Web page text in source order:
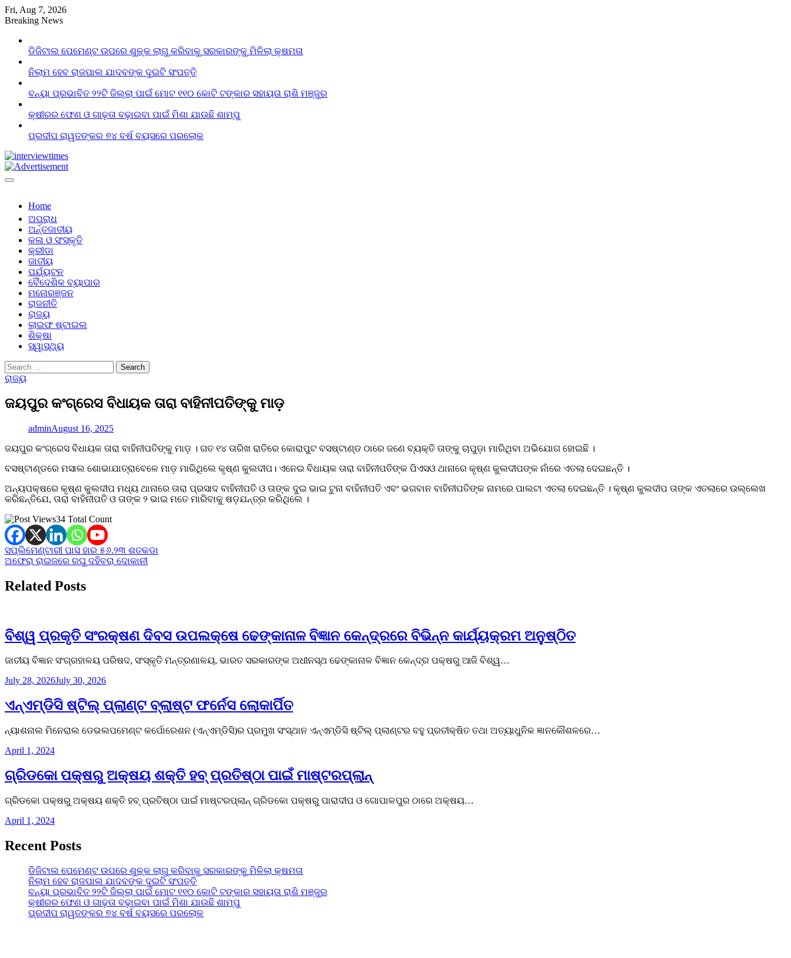
Skip
to
Fri, Aug 7, 2026
Breaking News
ଡିଜିଟାଲ ପେମେଣ୍ଟ ଉପରେ ଶୁଳ୍କ ଲାଗୁ କରିବାକୁ ସରକାରଙ୍କୁ ମିଳିଲା କ୍ଷମତା
ନିଲାମ ହେବ ରାଜପାଲ ଯାଦବଙ୍କ ଦୁଇଟି ସଂପତ୍ତି
ବନ୍ୟା ପ୍ରଭାବିତ ୨୨ଟି ଜିଲ୍ଲା ପାଇଁ ମୋଟ ୧୧୦ କୋଟି ଟଙ୍କାର ସହାୟତା ରାଶି ମଞ୍ଜୁର
କ୍ଷୀରର ଫେଣ ଓ ଗାଢ଼ତା ବଢ଼ାଇବା ପାଇଁ ମିଶା ଯାଉଛି ଶାମ୍ପୁ
ପ୍ରଦୀପ ରାୱତଙ୍କର ୭୪ ବର୍ଷ ବୟସରେ ପରଲୋକ
Home
ଅପରାଧ
ଅର୍ନ୍ତଜାତୀୟ
କଳା ଓ ସଂସ୍କୃତି
କ୍ରୀଡା
ଜାତୀୟ
ପର୍ଯ୍ୟଟନ
ବୈଦେଶିକ ବ୍ୟାପାର
ମନୋରଞ୍ଜନ
ରାଜନୀତି
ରାଜ୍ୟ
ଲାଇଫ ଷ୍ଟାଇଲ
ଶିକ୍ଷା
ସ୍ୱାସ୍ଥ୍ୟ
Search
for:
ରାଜ୍ୟ
ଜୟପୁର କଂଗ୍ରେସ ବିଧାୟକ ତାରା ବାହିନୀପତିଙ୍କୁ ମାଡ଼
adminAugust 16, 2025
ଜୟପୁର କଂଗ୍ରେସ ବିଧାୟକ ତାରା ବାହିନୀପତିଙ୍କୁ ମାଡ଼ । ଗତ ୧୪ ତାରିଖ ରାତିରେ କୋରାପୁଟ ବସଷ୍ଟାଣ୍ଡ ଠାରେ ଜଣେ ବ୍ୟକ୍ତି ତାଙ୍କୁ ଚାପୁଡ଼ା ମାରିଥିବା ଅଭିଯୋଗ ହୋଇଛି ।
ବସଷ୍ଟାଣ୍ଡରେ ମସାଲ ଶୋଭାଯାତ୍ରାବେଳେ ମାଡ଼ ମାରିଥିଲେ କୃଷ୍ଣ କୁଲଦୀପ। ଏନେଇ ବିଧାୟକ ତାରା ବାହିନୀପତିଙ୍କ ପିଏସଓ ଥାନାରେ କୃଷ୍ଣ କୁଲଦୀପଙ୍କ ନାଁରେ ଏତଲା ଦେଇଛନ୍ତି ।
ଅନ୍ୟପକ୍ଷରେ କୃଷ୍ଣ କୁଲଦୀପ ମଧ୍ୟ ଥାନାରେ ତାରା ପ୍ରସାଦ ବାହିନୀପତି ଓ ତାଙ୍କ ଦୁଇ ଭାଇ ଟୁନା ବାହିନୀପତି ଏବଂ ଭଗବାନ ବାହିନୀପତିଙ୍କ ନାମରେ ପାଲଟା ଏତଲା ଦେଇଛନ୍ତି । କୃଷ୍ଣ କୁଲଦୀପ ତାଙ୍କ ଏତଲାରେ ଉଲ୍ଲେଖ
କରିଛନ୍ତିଯେ, ତାରା ବାହିନୀପତି ଓ ତାଙ୍କ ୨ ଭାଇ ମତେ ମାରିବାକୁ ଷଡ଼ଯନ୍ତ୍ର କରିଥିଲେ ।
34 Total Count
Post
navigation
ସପ୍ଲିମେଣ୍ଟାରୀ ପାସ ହାର ୫୬.୨୩ ଶତକଡା
ଅଫେରା ରାଇଜରେ ରଘୁ ଦହିବରା ଦୋକାନୀ
Related Posts
ବିଶ୍ୱ ପ୍ରକୃତି ସଂରକ୍ଷଣ ଦିବସ ଉପଲକ୍ଷେ ଢେଙ୍କାନାଳ ବିଜ୍ଞାନ କେନ୍ଦ୍ରରେ ବିଭିନ୍ନ କାର୍ଯ୍ୟକ୍ରମ ଅନୁଷ୍ଠିତ
ଜାତୀୟ ବିଜ୍ଞାନ ସଂଗ୍ରହାଳୟ ପରିଷଦ, ସଂସ୍କୃତି ମନ୍ତ୍ରଣାଳୟ, ଭାରତ ସରକାରଙ୍କ ଅଧୀନସ୍ଥ ଢେଙ୍କାନାଳ ବିଜ୍ଞାନ କେନ୍ଦ୍ର ପକ୍ଷରୁ ଆଜି ବିଶ୍ୱ…
July 28, 2026July 30, 2026
ଏନ୍ଏମ୍ଡିସି ଷ୍ଟିଲ୍ ପ୍ଲାଣ୍ଟ ବ୍ଲାଷ୍ଟ ଫର୍ନେସ ଲୋକାର୍ପିତ
ନ୍ୟାଶନାଲ ମିନେରାଲ ଡେଭଲପମେଣ୍ଟ କର୍ପୋରେଶନ (ଏନ୍ଏମ୍ଡିସି)ର ପ୍ରମୁଖ ସଂସ୍ଥାନ ଏନ୍ଏମ୍ଡିସି ଷ୍ଟିଲ୍ ପ୍ଲାଣ୍ଟର ବହୁ ପ୍ରତୀକ୍ଷିତ ତଥା ଅତ୍ୟାଧୁନିକ ଜ୍ଞାନକୌଶଳରେ…
April 1, 2024
ଗ୍ରିଡକୋ ପକ୍ଷରୁ ଅକ୍ଷୟ ଶକ୍ତି ହବ୍ ପ୍ରତିଷ୍ଠା ପାଇଁ ମାଷ୍ଟରପ୍ଲାନ୍
ଗ୍ରିଡକୋ ପକ୍ଷରୁ ଅକ୍ଷୟ ଶକ୍ତି ହବ୍ ପ୍ରତିଷ୍ଠା ପାଇଁ ମାଷ୍ଟରପ୍ଲାନ୍ ଗ୍ରିଡକୋ ପକ୍ଷରୁ ପାରାଦୀପ ଓ ଗୋପାଳପୁର ଠାରେ ଅକ୍ଷୟ…
April 1, 2024
Recent Posts
ଡିଜିଟାଲ ପେମେଣ୍ଟ ଉପରେ ଶୁଳ୍କ ଲାଗୁ କରିବାକୁ ସରକାରଙ୍କୁ ମିଳିଲା କ୍ଷମତା
ନିଲାମ ହେବ ରାଜପାଲ ଯାଦବଙ୍କ ଦୁଇଟି ସଂପତ୍ତି
ବନ୍ୟା ପ୍ରଭାବିତ ୨୨ଟି ଜିଲ୍ଲା ପାଇଁ ମୋଟ ୧୧୦ କୋଟି ଟଙ୍କାର ସହାୟତା ରାଶି ମଞ୍ଜୁର
କ୍ଷୀରର ଫେଣ ଓ ଗାଢ଼ତା ବଢ଼ାଇବା ପାଇଁ ମିଶା ଯାଉଛି ଶାମ୍ପୁ
ପ୍ରଦୀପ ରାୱତଙ୍କର ୭୪ ବର୍ଷ ବୟସରେ ପରଲୋକ